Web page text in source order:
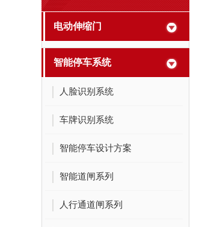
陕西护栏施工
户外地磁车位引导系统
电动伸缩门
智能停车系统
人脸识别系统
车牌识别系统
智能停车设计方案
智能道闸系列
人行通道闸系列